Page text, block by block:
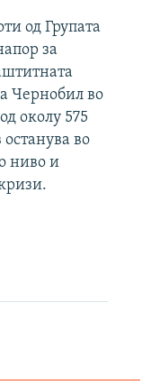
од Групата
за
Чернобил во
околу 575
во
ниво и